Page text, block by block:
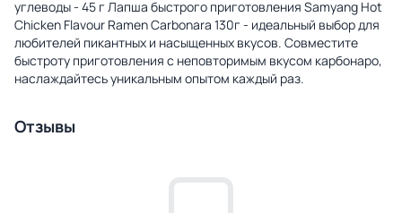
углеводы - 45 г Лапша быстрого приготовления Samyang Hot
Chicken Flavour Ramen Carbonara 130г - идеальный выбор для
любителей пикантных и насыщенных вкусов. Совместите
быстроту приготовления с неповторимым вкусом карбонаро,
наслаждайтесь уникальным опытом каждый раз.
Отзывы